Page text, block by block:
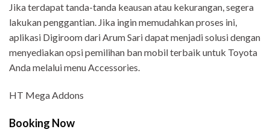
Jika terdapat tanda-tanda keausan atau kekurangan, segera
lakukan penggantian. Jika ingin memudahkan proses ini,
aplikasi Digiroom dari Arum Sari dapat menjadi solusi dengan
menyediakan opsi pemilihan ban mobil terbaik untuk Toyota
Anda melalui menu Accessories.
HT Mega Addons
Booking Now